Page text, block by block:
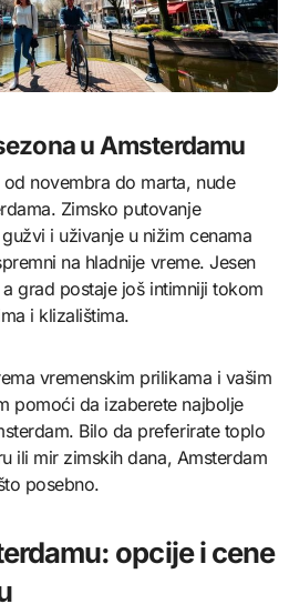
u Amsterdamu
novembra do marta, nude
Zimsko putovanje
i uživanje u nižim cenama
na hladnije vreme. Jesen
grad postaje još intimniji tokom
i klizalištima.
vremenskim prilikama i vašim
pomoći da izaberete najbolje
Bilo da preferirate toplo
ili mir zimskih dana, Amsterdam
posebno.
opcije i cene